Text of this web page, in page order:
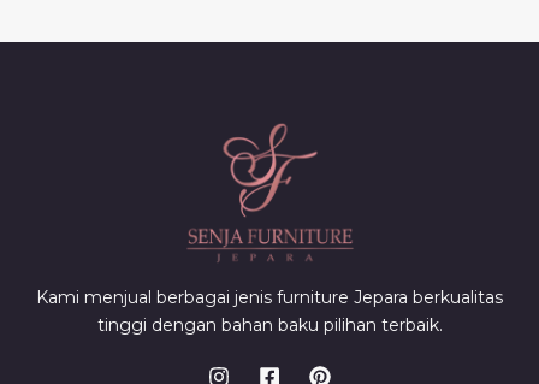
Kami menjual berbagai jenis furniture Jepara berkualitas
tinggi dengan bahan baku pilihan terbaik.